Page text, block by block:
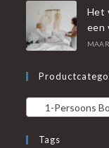
Het
een
1-Persoons
Tags